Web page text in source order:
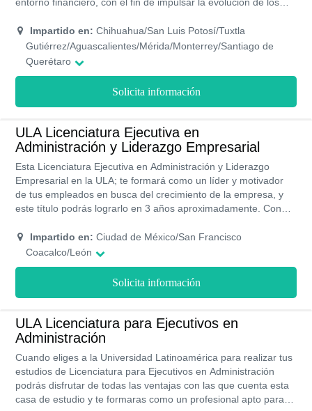
aproximada de dos años, impartidos en seis trimestre con una
modalidad de estudios tanto presencial como online. Los
costos de a UVM son accesibles gracias a las distintas
Impartido en: Chihuahua/San Luis Potosí/Tuxtla
Gutiérrez/Aguascalientes/Mérida/Monterrey/Santiago de
Querétaro
Solicita información
ULA Licenciatura Ejecutiva en
Administración y Liderazgo Empresarial
Esta Licenciatura Ejecutiva en Administración y Liderazgo
Empresarial en la ULA; te formará como un líder y motivador
de tus empleados en busca del crecimiento de la empresa, y
este título podrás lograrlo en 3 años aproximadamente. Con
tanto presencial como online. Además, tendrás planes de
financiamientos para que los costos no sean un impedimento
Impartido en: Ciudad de México/San Francisco
Coacalco/León
Solicita información
ULA Licenciatura para Ejecutivos en
Administración
Cuando eliges a la Universidad Latinoamérica para realizar tus
estudios de Licenciatura para Ejecutivos en Administración
podrás disfrutar de todas las ventajas con las que cuenta esta
casa de estudio y te formaras como un profesional apto para